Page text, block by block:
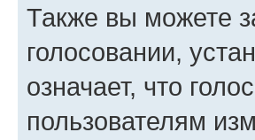
Также вы можете
голосовании,
означает, что
пользователям